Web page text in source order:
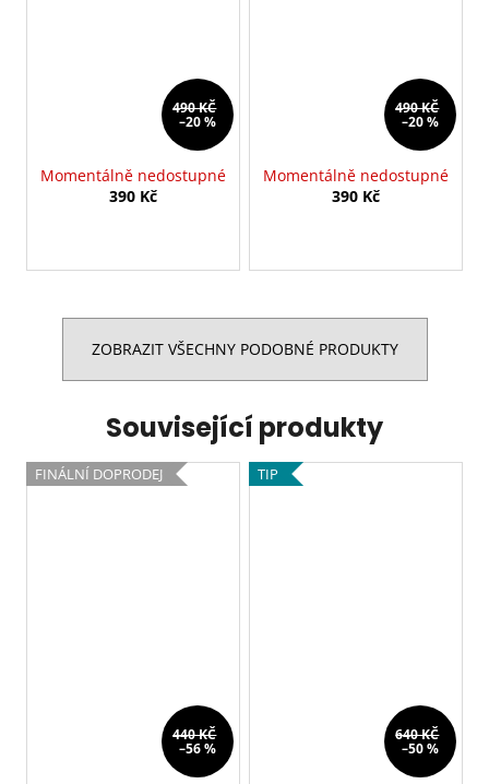
490 KČ
–20 %
Momentálně nedostupné
390 Kč
490 KČ
–20 %
Momentálně nedostupné
390 Kč
ZOBRAZIT VŠECHNY PODOBNÉ PRODUKTY
Související produkty
FINÁLNÍ DOPRODEJ
440 KČ
–56 %
TIP
640 KČ
–50 %